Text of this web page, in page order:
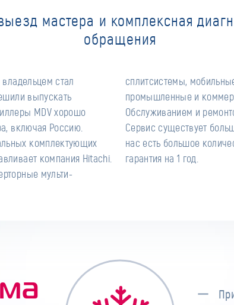
мастера и комплексная
обращения
стал
выпускать
MDV хорошо
комплектующих
компания Hitachi.
мульти-
и различные
и фанкойлы.
сервисный центр.
предоставляется
гарантия на 1 год.